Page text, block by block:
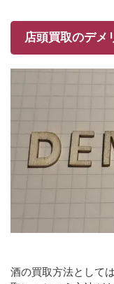
店頭買取のデメ
酒の買取方法として